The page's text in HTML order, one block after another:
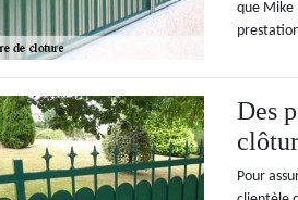
que Mike
Des
Pour